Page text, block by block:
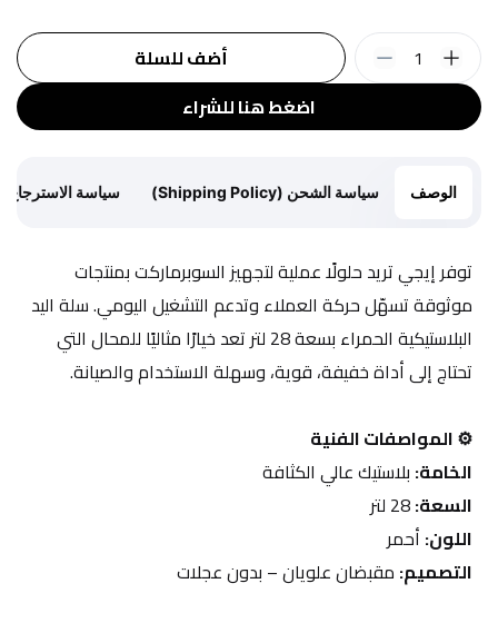
اضغط هنا للشراء
أضف للسلة 1
الوصف سياسة الشحن (Shipping Policy) سياسة الاسترجاع (Return Policy)
تحتاج إلى أداة خفيفة، قوية، وسهلة الاستخدام والصيانة.
⚙️ المواصفات الفنية
الخامة: بلاستيك عالي الكثافة
السعة:
اللون: أحمر
التصميم: مقبضان علويان – بدون عجلات